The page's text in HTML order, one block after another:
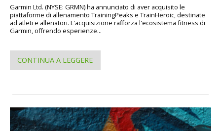
Garmin Ltd. (NYSE: GRMN) ha annunciato di aver acquisito le
piattaforme di allenamento TrainingPeaks e TrainHeroic, destinate
ad atleti e allenatori. L'acquisizione rafforza l'ecosistema fitness di
Garmin, offrendo esperienze...
CONTINUA A LEGGERE